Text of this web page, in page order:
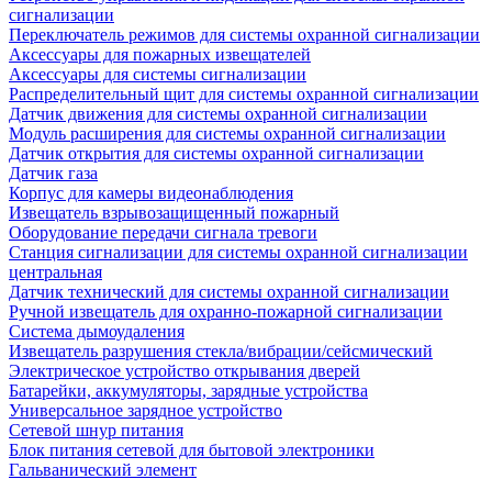
сигнализации
Переключатель режимов для системы охранной сигнализации
Аксессуары для пожарных извещателей
Аксессуары для системы сигнализации
Распределительный щит для системы охранной сигнализации
Датчик движения для системы охранной сигнализации
Модуль расширения для системы охранной сигнализации
Датчик открытия для системы охранной сигнализации
Датчик газа
Корпус для камеры видеонаблюдения
Извещатель взрывозащищенный пожарный
Оборудование передачи сигнала тревоги
Станция сигнализации для системы охранной сигнализации
центральная
Датчик технический для системы охранной сигнализации
Ручной извещатель для охранно-пожарной сигнализации
Система дымоудаления
Извещатель разрушения стекла/вибрации/сейсмический
Электрическое устройство открывания дверей
Батарейки, аккумуляторы, зарядные устройства
Универсальное зарядное устройство
Сетевой шнур питания
Блок питания сетевой для бытовой электроники
Гальванический элемент